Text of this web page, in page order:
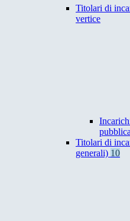
Titolari di
vertice
Titolari di
generali) 10